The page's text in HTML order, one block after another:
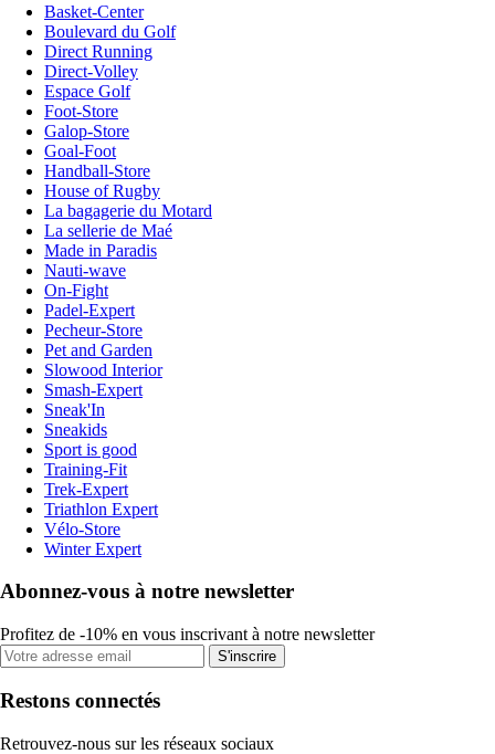
Basket-Center
Boulevard du Golf
Direct Running
Direct-Volley
Espace Golf
Foot-Store
Galop-Store
Goal-Foot
Handball-Store
House of Rugby
La bagagerie du Motard
La sellerie de Maé
Made in Paradis
Nauti-wave
On-Fight
Padel-Expert
Pecheur-Store
Pet and Garden
Slowood Interior
Smash-Expert
Sneak'In
Sneakids
Sport is good
Training-Fit
Trek-Expert
Triathlon Expert
Vélo-Store
Winter Expert
Abonnez-vous à notre newsletter
Profitez de -10% en vous inscrivant à notre newsletter
S'inscrire
Restons connectés
Retrouvez-nous sur les réseaux sociaux